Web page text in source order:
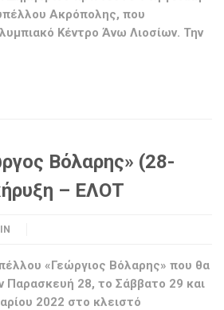
Ακρόπολης, που
Κέντρο Άνω Λιοσίων. Την
Βόλαρης» (28-
– ΕΛΟΤ
«Γεώργιος Βόλαρης» που θα
Παρασκευή 28, το Σάββατο 29 και
2022 στο κλειστό